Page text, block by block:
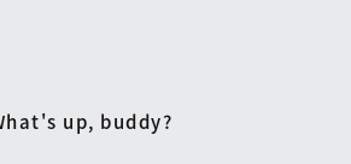
up, buddy?